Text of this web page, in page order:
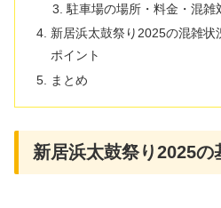
駐車場の場所・料金・混雑
新居浜太鼓祭り2025の混雑
ポイント
まとめ
新居浜太鼓祭り2025の